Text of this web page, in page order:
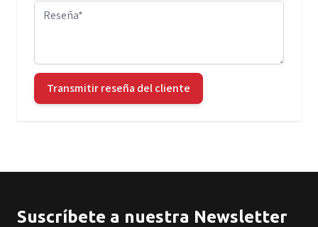
Reseña
Transmitir reseña del cliente
Suscríbete a nuestra Newsletter